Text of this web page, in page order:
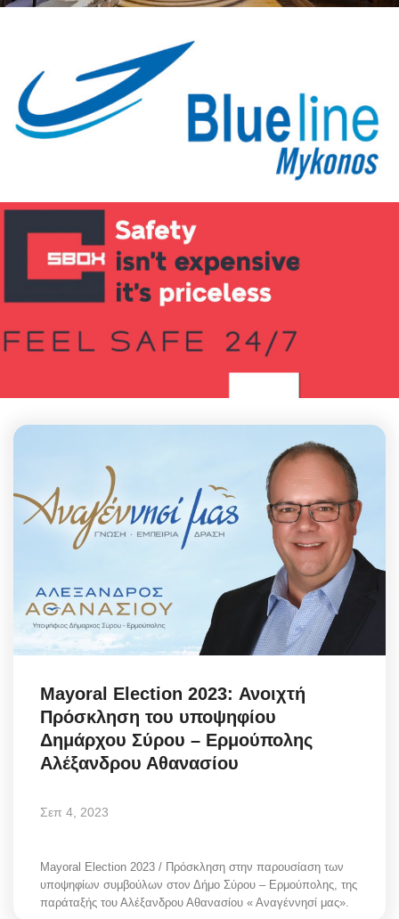
Mayoral Election 2023: Ανοιχτή
Πρόσκληση του υποψηφίου
Δημάρχου Σύρου – Ερμούπολης
Αλέξανδρου Αθανασίου
Σεπ 4, 2023
Mayoral Election 2023 / Πρόσκληση στην παρουσίαση των
υποψηφίων συμβούλων στον Δήμο Σύρου – Ερμούπολης, της
παράταξής του Αλέξανδρου Αθανασίου « Αναγέννησί μας».